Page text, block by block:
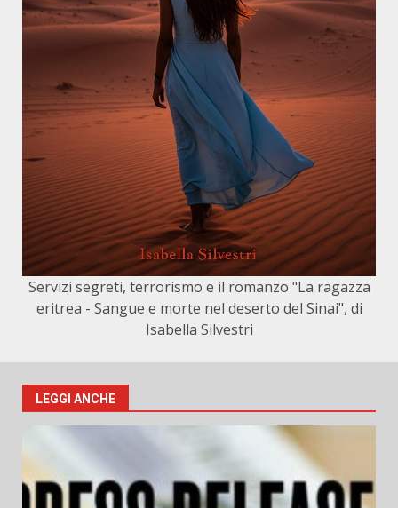
Servizi segreti, terrorismo e il romanzo "La ragazza
eritrea - Sangue e morte nel deserto del Sinai", di
Isabella Silvestri
LEGGI ANCHE